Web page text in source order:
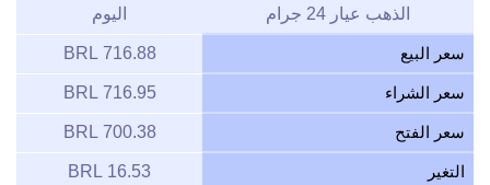
الذهب عيار 24 جرام اليوم
سعر البيع 716.88 BRL
سعر الشراء 716.95 BRL
سعر الفتح 700.38 BRL
التغير 16.53 BRL